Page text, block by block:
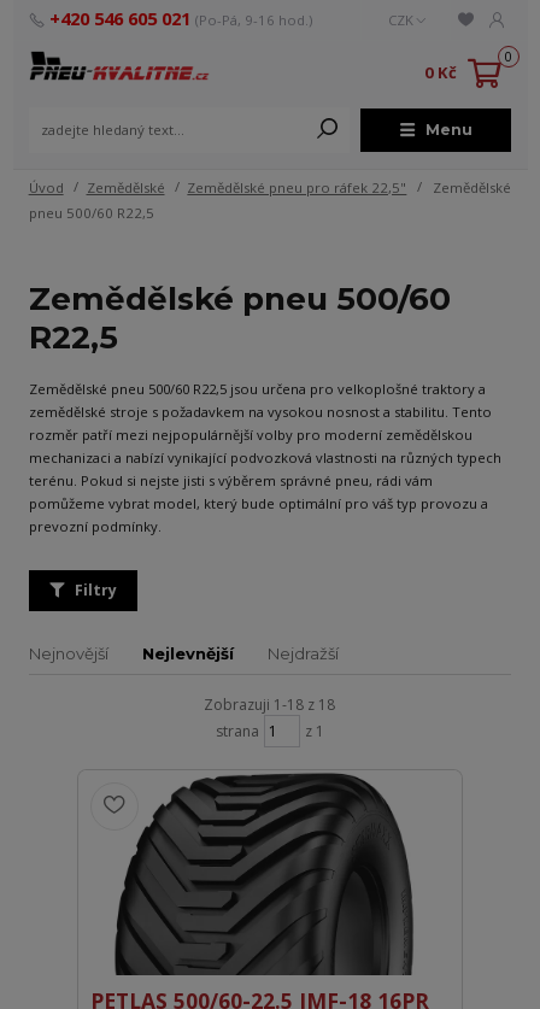
Menu
CZK
+420 546 605 021 (Po-Pá, 9-16 hod.)
0
0 Kč
Úvod Zemědělské Zemědělské pneu pro ráfek 22,5"
Zemědělské
pneu 500/60 R22,5
Zemědělské pneu 500/60
R22,5
Zemědělské pneu 500/60 R22,5 jsou určena pro velkoplošné traktory a
zemědělské stroje s požadavkem na vysokou nosnost a stabilitu. Tento
rozměr patří mezi nejpopulárnější volby pro moderní zemědělskou
mechanizaci a nabízí vynikající podvozková vlastnosti na různých typech
terénu. Pokud si nejste jisti s výběrem správné pneu, rádi vám
pomůžeme vybrat model, který bude optimální pro váš typ provozu a
prevozní podmínky.
Filtry
Nejnovější Nejlevnější Nejdražší
Zobrazuji 1-18 z 18
strana
z 1
PETLAS 500/60-22.5 IMF-18 16PR